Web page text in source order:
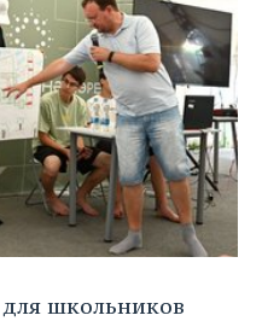
школьников